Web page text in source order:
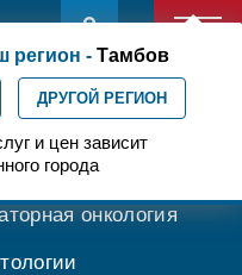
регион - Тамбов
ДРУГОЙ РЕГИОН
и цен зависит
городатерапия
онкология